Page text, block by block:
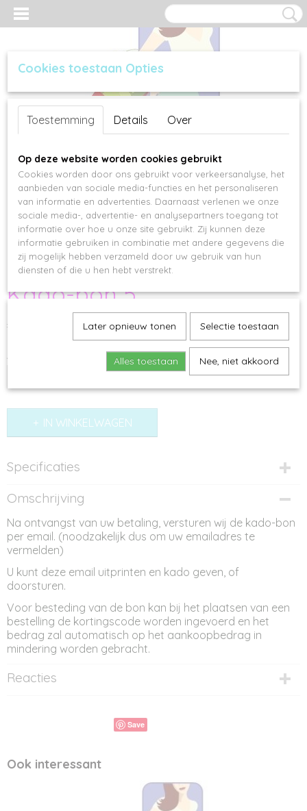
Inloggen Registreren
Kado-bon 5
€ 25,00
Aantal
IN WINKELWAGEN
Specificaties
Productcode
KB05
Omschrijving
Na ontvangst van uw betaling, versturen wij de kado-bon
per email. (noodzakelijk dus om uw emailadres te
vermelden)
U kunt deze email uitprinten en kado geven, of
doorsturen.
Voor besteding van de bon kan bij het plaatsen van een
bestelling de kortingscode worden ingevoerd en het
bedrag zal automatisch op het aankoopbedrag in
mindering worden gebracht.
Reacties
Save
Ook interessant
Cookies toestaan Opties
Toestemming Details Over
Op deze website worden cookies gebruikt
Cookies worden door ons gebruikt voor verkeersanalyse, het
aanbieden van sociale media-functies en het personaliseren
van informatie en advertenties. Daarnaast verlenen we onze
sociale media-, advertentie- en analysepartners toegang tot
informatie over hoe u onze site gebruikt. Zij kunnen deze
informatie gebruiken in combinatie met andere gegevens die
zij mogelijk hebben verzameld door uw gebruik van hun
diensten of die u hen hebt verstrekt.
Later opnieuw tonen Selectie toestaan
Alles toestaan Nee, niet akkoord